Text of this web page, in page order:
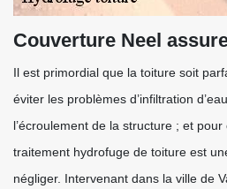
Couverture Neel
Il est primordial que la toiture soit
éviter les problèmes d’infiltration
l’écroulement de la structure ; et
traitement hydrofuge de toiture est
négliger. Intervenant dans la ville de